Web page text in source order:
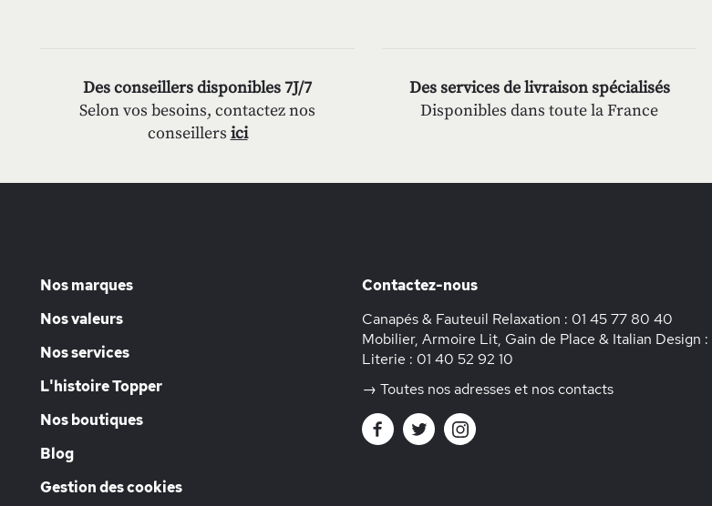
Des conseillers disponibles 7J/7
Selon vos besoins, contactez nos
conseillers ici
Des services de livraison spécialisés
Disponibles dans toute la France
Nos marques
Nos valeurs
Nos services
L'histoire Topper
Nos boutiques
Blog
Gestion des cookies
Contactez-nous
Canapés & Fauteuil Relaxation : 01 45 77 80 40
Mobilier, Armoire Lit, Gain de Place & Italian Design :
Literie : 01 40 52 92 10
→ Toutes nos adresses et nos contacts